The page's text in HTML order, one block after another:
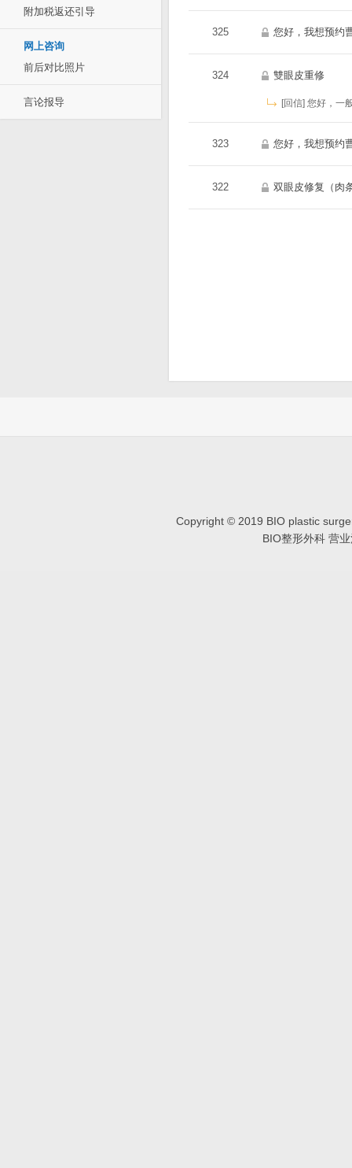
附加税返还引导
网上咨询
前后对比照片
言论报导
325 您好，我想预约
324 雙眼皮重修
[回信] 您好，一
323 您好，我想预约
322 双眼皮修复（肉
Copyright © 2019 BIO plastic
BIO整形外科 营